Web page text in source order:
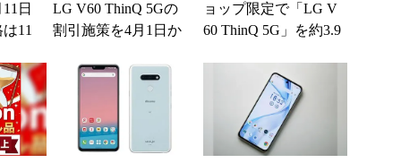
日
11
LG V60 ThinQ 5Gの
割引施策を4月1日か
ョップ限定で「LG V
60 ThinQ 5G」を約3.9